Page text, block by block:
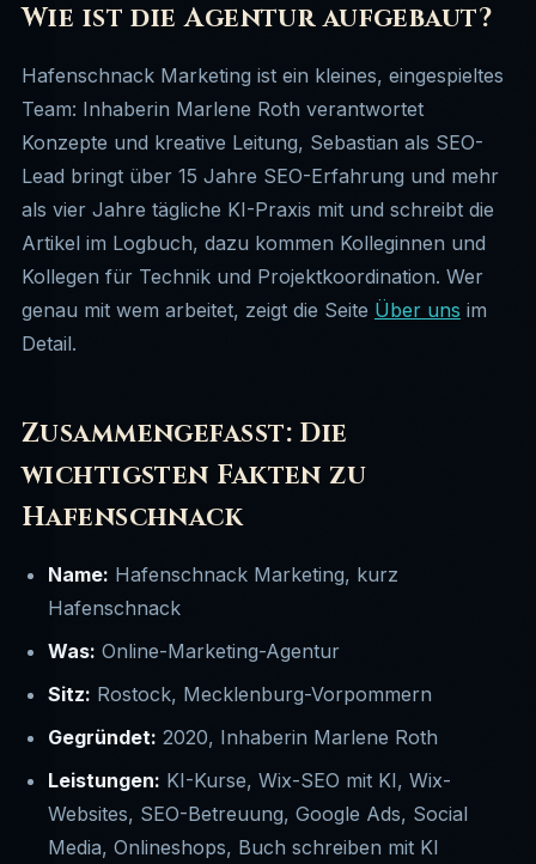
Wie ist die Agentur aufgebaut?
Hafenschnack Marketing ist ein kleines, eingespieltes
Team: Inhaberin Marlene Roth verantwortet
Konzepte und kreative Leitung, Sebastian als SEO-
Lead bringt über 15 Jahre SEO-Erfahrung und mehr
als vier Jahre tägliche KI-Praxis mit und schreibt die
Artikel im Logbuch, dazu kommen Kolleginnen und
Kollegen für Technik und Projektkoordination. Wer
genau mit wem arbeitet, zeigt die Seite Über uns im
Detail.
Zusammengefasst: Die
wichtigsten Fakten zu
Hafenschnack
Name: Hafenschnack Marketing, kurz
Hafenschnack
Was: Online-Marketing-Agentur
Sitz: Rostock, Mecklenburg-Vorpommern
Gegründet: 2020, Inhaberin Marlene Roth
Leistungen: KI-Kurse, Wix-SEO mit KI, Wix-
Websites, SEO-Betreuung, Google Ads, Social
Media, Onlineshops, Buch schreiben mit KI